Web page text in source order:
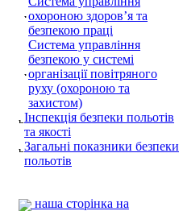
охороною здоров’я та
безпекою праці
Система управління
безпекою у системі
організації повітряного
руху (охороною та
захистом)
Інспекція безпеки польотів
та якості
Загальні показники безпеки
польотів
наша сторінка на